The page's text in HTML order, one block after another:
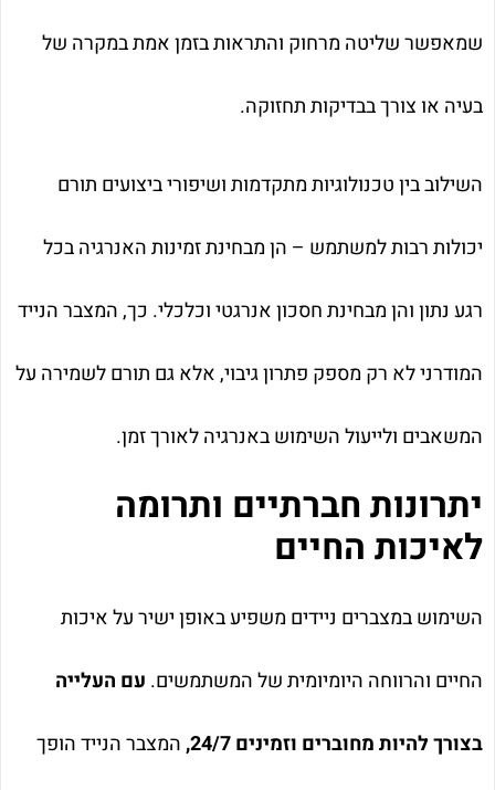
שמאפשר שליטה מרחוק והתראות בזמן אמת במקרה של
בעיה או צורך בבדיקות תחזוקה.
השילוב בין טכנולוגיות מתקדמות ושיפורי ביצועים תורם
יכולות רבות למשתמש – הן מבחינת זמינות האנרגיה בכל
רגע נתון והן מבחינת חסכון אנרגטי וכלכלי. כך, המצבר הנייד
המודרני לא רק מספק פתרון גיבוי, אלא גם תורם לשמירה על
המשאבים ולייעול השימוש באנרגיה לאורך זמן.
יתרונות חברתיים ותרומה
לאיכות החיים
השימוש במצברים ניידים משפיע באופן ישיר על איכות
החיים והרווחה היומיומית של המשתמשים. עם העלייה
בצורך להיות מחוברים וזמינים 24/7, המצבר הנייד הופך